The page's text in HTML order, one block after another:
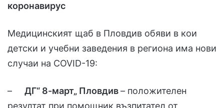
коронавирус
Медицинският щаб в Пловдив обяви в кои
детски и учебни заведения в региона има нови
случаи на COVID-19:
– ДГ“ 8-март„ Пловдив– положителен
резултат при помощник възпитател от